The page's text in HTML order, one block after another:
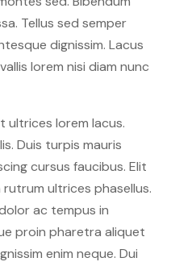
Tellus sed semper
dignissim. Lacus
lorem nisi diam nunc
ultrices lorem lacus.
Duis turpis mauris
cursus faucibus. Elit
ultrices phasellus.
ac tempus in
proin pharetra aliquet
enim neque. Dui